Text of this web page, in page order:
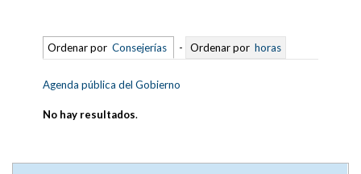
Ordenar por Consejerías - Ordenar por horas
Agenda pública del Gobierno
No hay resultados.